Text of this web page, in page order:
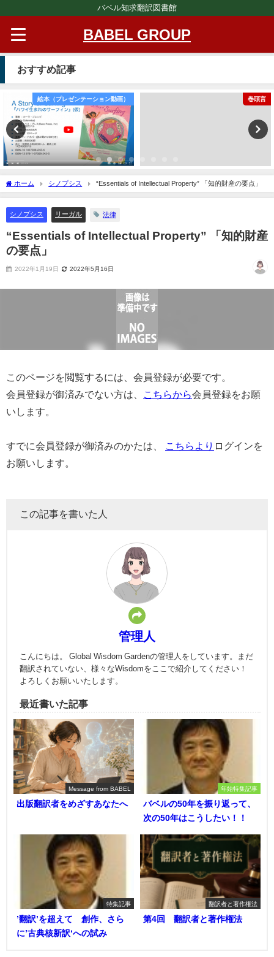
バベル知求翻訳図書館
BABEL GROUP
おすすめ記事
絵本（プレゼンテーション動画） 巻頭言
ホーム シノプシス “Essentials of Intellectual Property” 「知的財産の要点」
シノプシス リーガル 法律
“Essentials of Intellectual Property” 「知的財産
の要点」
2022年1月19日 2022年5月16日
このページを閲覧するには、会員登録が必要です。
会員登録が御済みでない方は、
こちらから会員登録をお願
いします。
すでに会員登録が御済みのかたは、 こちらより ログインを
お願いします。
この記事を書いた人
管理人
こんにちは。 Global Wisdom Gardenの管理人をしています。まだ
翻訳されていない、様々なWisdomをここで紹介してください！
よろしくお願いいたします。
最近書いた記事
Message from BABEL
出版翻訳者をめざすあなたへ
年始特集記事
バベルの50年を振り返って、
次の50年はこうしたい！！
特集記事
’翻訳’を超えて 創作、さら
に’古典核新訳‘への試み
翻訳者と著作権法
第4回 翻訳者と著作権法